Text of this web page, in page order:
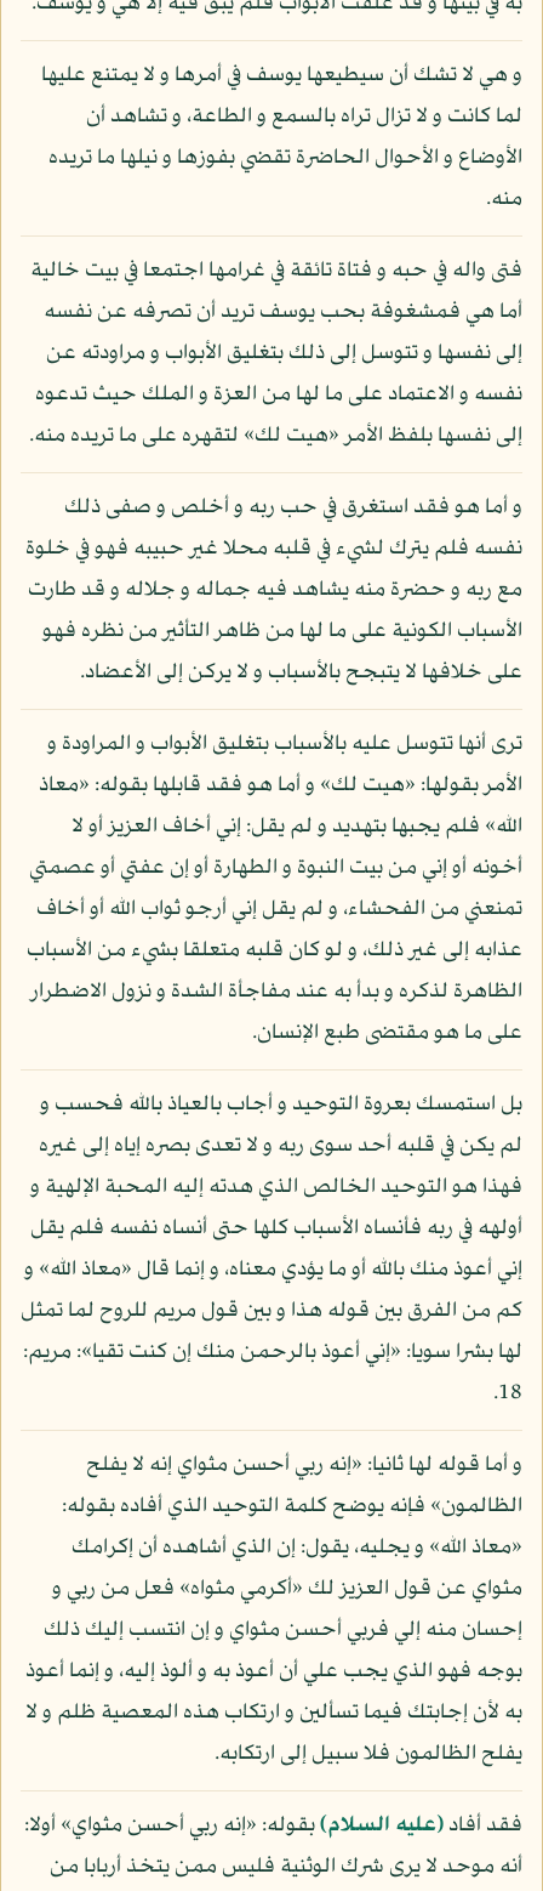
و هي لا تشك أن سيطيعها يوسف في أمرها و لا يمتنع عليها
لما كانت و لا تزال تراه بالسمع و الطاعة، و تشاهد أن
الأوضاع و الأحوال الحاضرة تقضي بفوزها و نيلها ما تريده
منه.
فتى واله في حبه و فتاة تائقة في غرامها اجتمعا في بيت خالية
أما هي فمشغوفة بحب يوسف تريد أن تصرفه عن نفسه
إلى نفسها و تتوسل إلى ذلك بتغليق الأبواب و مراودته عن
نفسه و الاعتماد على ما لها من العزة و الملك حيث تدعوه
إلى نفسها بلفظ الأمر «هيت لك» لتقهره على ما تريده منه.
و أما هو فقد استغرق في حب ربه و أخلص و صفى ذلك
نفسه فلم يترك لشيء في قلبه محلا غير حبيبه فهو في خلوة
مع ربه و حضرة منه يشاهد فيه جماله و جلاله و قد طارت
الأسباب الكونية على ما لها من ظاهر التأثير من نظره فهو
على خلافها لا يتبجح بالأسباب و لا يركن إلى الأعضاد.
ترى أنها تتوسل عليه بالأسباب بتغليق الأبواب و المراودة و
الأمر بقولها: «هيت لك» و أما هو فقد قابلها بقوله: «معاذ
الله» فلم يجبها بتهديد و لم يقل: إني أخاف العزيز أو لا
أخونه أو إني من بيت النبوة و الطهارة أو إن عفتي أو عصمتي
تمنعني من الفحشاء، و لم يقل إني أرجو ثواب الله أو أخاف
عذابه إلى غير ذلك، و لو كان قلبه متعلقا بشيء من الأسباب
الظاهرة لذكره و بدأ به عند مفاجأة الشدة و نزول الاضطرار
على ما هو مقتضى طبع الإنسان.
بل استمسك بعروة التوحيد و أجاب بالعياذ بالله فحسب و
لم يكن في قلبه أحد سوى ربه و لا تعدى بصره إياه إلى غيره
فهذا هو التوحيد الخالص الذي هدته إليه المحبة الإلهية و
أولهه في ربه فأنساه الأسباب كلها حتى أنساه نفسه فلم يقل
إني أعوذ منك بالله أو ما يؤدي معناه، و إنما قال «معاذ الله» و
كم من الفرق بين قوله هذا و بين قول مريم للروح لما تمثل
لها بشرا سويا: «إني أعوذ بالرحمن منك إن كنت تقيا»: مريم:
18.
و أما قوله لها ثانيا: «إنه ربي أحسن مثواي إنه لا يفلح
الظالمون» فإنه يوضح كلمة التوحيد الذي أفاده بقوله:
«معاذ الله» و يجليه، يقول: إن الذي أشاهده أن إكرامك
مثواي عن قول العزيز لك «أكرمي مثواه» فعل من ربي و
إحسان منه إلي فربي أحسن مثواي و إن انتسب إليك ذلك
بوجه فهو الذي يجب علي أن أعوذ به و ألوذ إليه، و إنما أعوذ
به لأن إجابتك فيما تسألين و ارتكاب هذه المعصية ظلم و لا
يفلح الظالمون فلا سبيل إلى ارتكابه.
فقد أفاد(عليه السلام)بقوله: «إنه ربي أحسن مثواي» أولا:
أنه موحد لا يرى شرك الوثنية فليس ممن يتخذ أربابا من